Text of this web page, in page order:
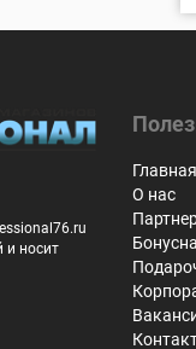
и носит
Главная
О нас